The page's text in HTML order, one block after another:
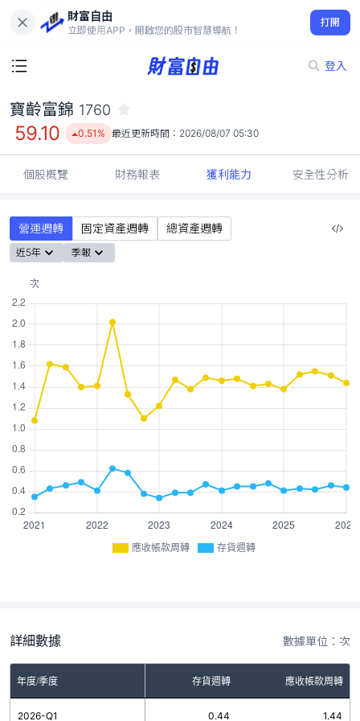
財富自由
立即使用APP，開啟您的股市智慧導航！
打開
登入
59.10
0.51%
寶齡富錦 1760
59.10 0.51% 最近更新時間： 2026/08/07 05:30
個股概覽 財務報表 獲利能力 安全性分析
營運週轉 固定資產週轉 總資產週轉
近5年 季報
應收帳款周轉 存貨週轉
詳細數據 數據單位：次
年度/季度 存貨週轉 應收帳款周轉
2026-Q1 0.44 1.44